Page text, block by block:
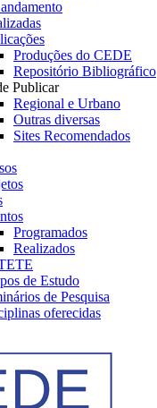
Produções do CEDE
Repositório Bibliográfico
Publicar
Regional e Urbano
Outras diversas
Sites Recomendados
Programados
Realizados
de Estudo
de Pesquisa
oferecidas